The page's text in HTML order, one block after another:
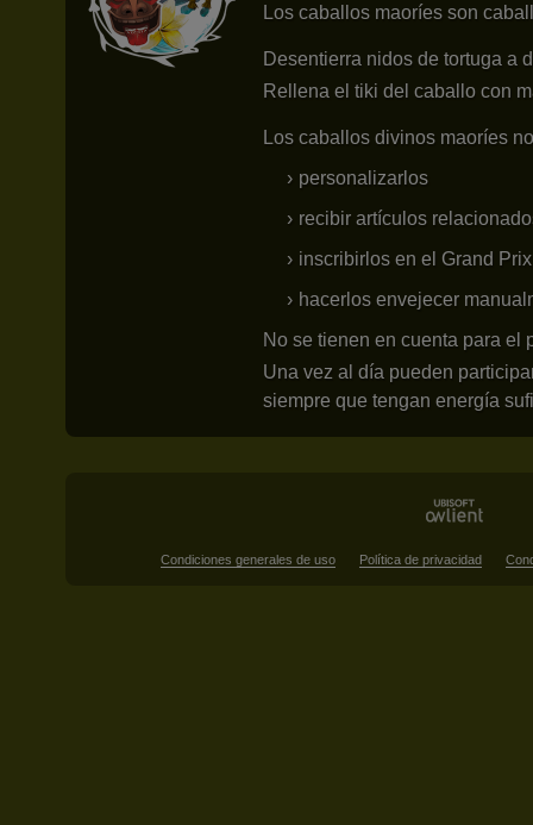
Los caballos maoríes son
Desentierra nidos de tortuga a
Rellena el tiki del caballo con
Los caballos divinos maoríes
personalizarlos
recibir artículos
inscribirlos en el Grand Prix
hacerlos envejecer
No se tienen en cuenta para el
Una vez al día pueden
siempre que tengan energía
Condiciones generales de uso Política de privacidad